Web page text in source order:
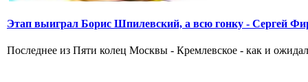
Этап выиграл Борис Шпилевский, а всю гонку - Сергей
Последнее из Пяти колец Москвы - Кремлевское - как и